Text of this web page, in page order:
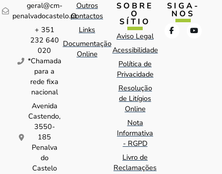
geral@cm-
penalvadocastelo.pt
+ 351
232 640
020
*Chamada
para a
rede fixa
nacional
Avenida
Castendo,
3550-
185
Penalva
do
Castelo
Outros
Contactos
Links
Documentação
Online
SOBRE
O
SÍTIO
Aviso Legal
Acessibilidade
Política de
Privacidade
Resolução
de Litígios
Online
Nota
Informativa
- RGPD
Livro de
Reclamações
SIGA-
NOS